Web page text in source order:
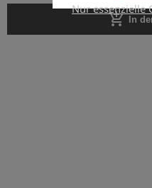
Nur essenzielle
add_shopping_cart In